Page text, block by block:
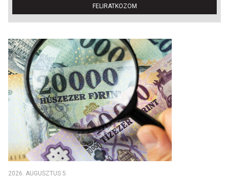
FELIRATKOZOM
2026. AUGUSZTUS 5.